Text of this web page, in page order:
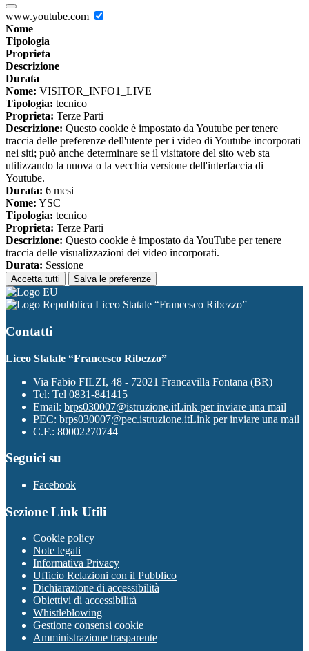
www.youtube.com
Nome
Tipologia
Proprieta
Descrizione
Durata
Nome: VISITOR_INFO1_LIVE
Tipologia: tecnico
Proprieta: Terze Parti
Descrizione: Questo cookie è impostato da Youtube per tenere
traccia delle preferenze dell'utente per i video di Youtube incorporati
nei siti; può anche determinare se il visitatore del sito web sta
utilizzando la nuova o la vecchia versione dell'interfaccia di
Youtube.
Durata: 6 mesi
Nome: YSC
Tipologia: tecnico
Proprieta: Terze Parti
Descrizione: Questo cookie è impostato da YouTube per tenere
traccia delle visualizzazioni dei video incorporati.
Durata: Sessione
Accetta tutti Salva le preferenze
Liceo Statale “Francesco Ribezzo”
Contatti
Liceo Statale “Francesco Ribezzo”
Via Fabio FILZI, 48 - 72021 Francavilla Fontana (BR)
Tel: Tel 0831-841415
Email: brps030007@istruzione.itLink per inviare una mail
PEC: brps030007@pec.istruzione.itLink per inviare una mail
C.F.: 80002270744
Seguici su
Facebook
Sezione Link Utili
Cookie policy
Note legali
Informativa Privacy
Ufficio Relazioni con il Pubblico
Dichiarazione di accessibilità
Obiettivi di accessibilità
Whistleblowing
Gestione consensi cookie
Amministrazione trasparente